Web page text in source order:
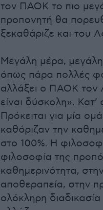
τον ΠΑΟΚ το πιο
προπονητή θα
ξεκαθάριζε και του
Μεγάλη μέρα,
όπως πάρα πολλές
αλλάξει ο ΠΑΟΚ τον
είναι δύσκολη».
Πρόκειται για μία
καθόριζαν την
στο 100%. Η
φιλοσοφία της
καθημερινότητα,
αποθεραπεία, στην
ολόκληρη